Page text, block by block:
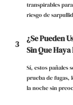
transpirables
riesgo de
3
¿Se Pueden
Sin Que Haya
Sí, estos pañales
prueba de fugas,
la noche sin